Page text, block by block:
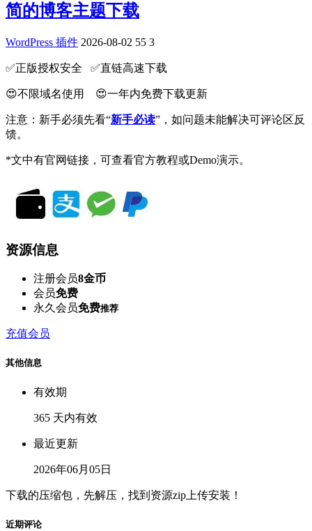
简的博客主题下载
WordPress 插件 2026-08-02 55 3
✅️正版授权安全 ✅️直链高速下载
😍不限域名使用 😍一年内免费下载更新
注意：新手必须先看“新手必读”，如问题未能解决可评论区反
馈。
*文中有官网链接，可查看官方教程或Demo演示。
资源信息
注册会员8金币
会员免费
永久会员免费推荐
充值会员
其他信息
有效期
365 天内有效
最近更新
2026年06月05日
下载的压缩包，先解压，找到资源zip上传安装！
近期评论